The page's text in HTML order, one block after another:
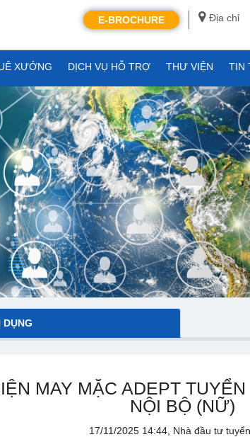
Địa chỉ
E-BROCHURE
XƯỞNG DỊCH VỤ HỖ TRỢ THƯ VIỆN TIN
DỤNG
MAY MẶC ADEPT
NỘI BỘ (NỮ)
17/11/2025 14:44, Nhà đầu tư